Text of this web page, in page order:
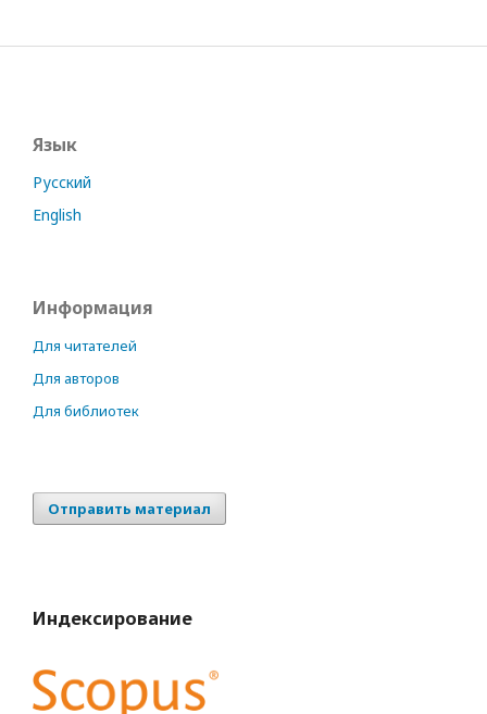
Язык
Русский
English
Информация
Для читателей
Для авторов
Для библиотек
Отправить материал
Индексирование